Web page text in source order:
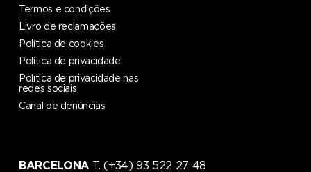
Termos e condições
Livro de reclamações
Política de cookies
Política de privacidade
Política de privacidade nas
redes sociais
Canal de denúncias
BARCELONA T. (+34) 93 522 27 48